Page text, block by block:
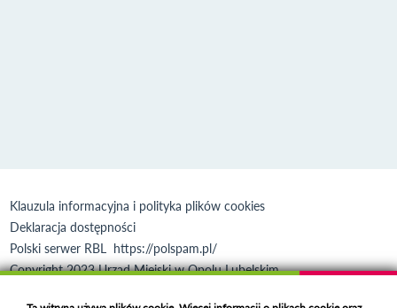
Klauzula informacyjna i polityka plików cookies
Deklaracja dostępności
Polski serwer RBL https://polspam.pl/
Copyright 2023 Urząd Miejski w Opolu Lubelskim